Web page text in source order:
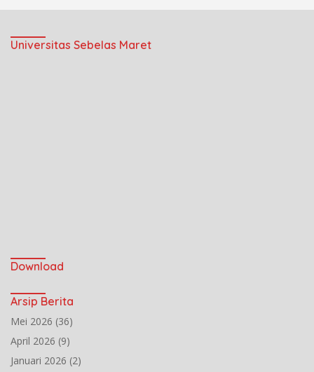
Universitas Sebelas Maret
Download
Arsip Berita
Mei 2026 (36)
April 2026 (9)
Januari 2026 (2)